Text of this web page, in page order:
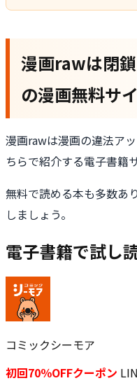
漫画rawは閉
の漫画無料サ
漫画rawは漫画の違法ア
ちらで紹介する電子書籍
無料で読める本も多数あ
しましょう。
電子書籍で試し
コミックシーモア
初回70％OFFクーポン